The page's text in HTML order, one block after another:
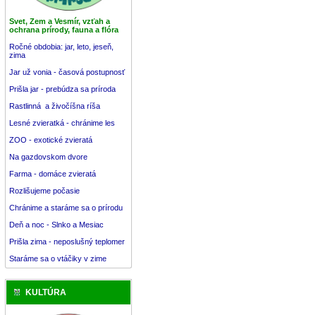
Svet, Zem a Vesmír, vzťah a
ochrana prírody, fauna a flóra
Ročné obdobia: jar, leto, jeseň,
zima
Jar už vonia - časová postupnosť
Prišla jar - prebúdza sa príroda
Rastlinná a živočíšna ríša
Lesné zvieratká - chránime les
ZOO - exotické zvieratá
Na gazdovskom dvore
Farma - domáce zvieratá
Rozlišujeme počasie
Chránime a staráme sa o prírodu
Deň a noc - Slnko a Mesiac
Prišla zima - neposlušný teplomer
Staráme sa o vtáčiky v zime
KULTÚRA